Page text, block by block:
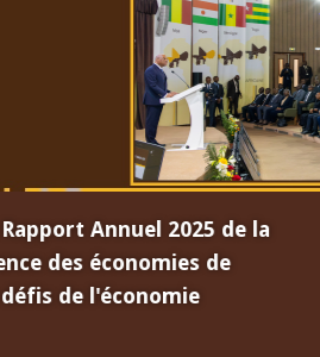
Annuel 2025 de la
des économies de
de l'économie